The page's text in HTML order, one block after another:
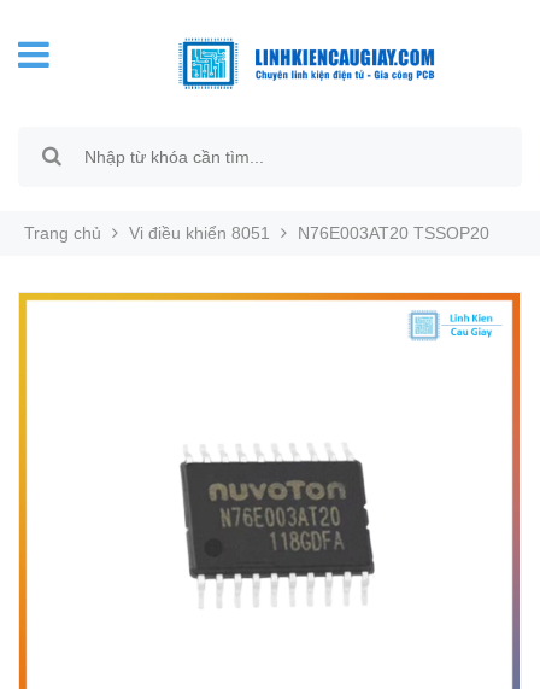
Trang chủ Vi điều khiển 8051 N76E003AT20 TSSOP20